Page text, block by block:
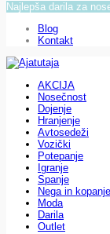
Najlepša darila za
Blog
Kontakt
AKCIJA
Nosečnost
Dojenje
Hranjenje
Avtosedeži
Vozički
Potepanje
Igranje
Spanje
Nega in kopanje
Moda
Darila
Outlet